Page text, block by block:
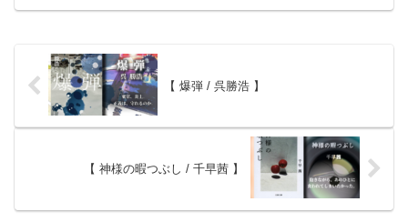
【 爆弾 / 呉勝浩 】
【 神様の暇つぶし / 千早茜 】